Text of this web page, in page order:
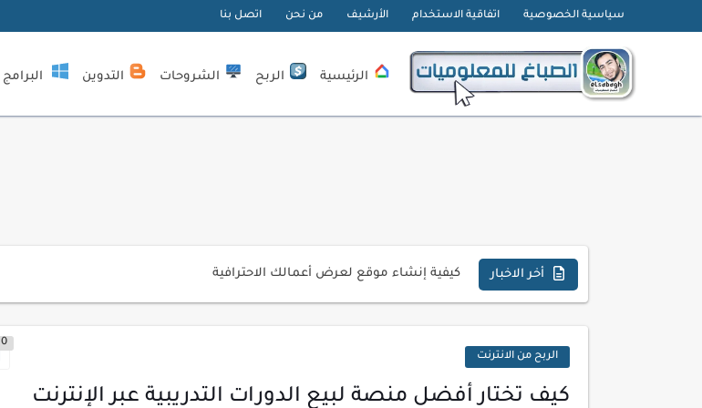
سياسية الخصوصية اتفاقية الاستخدام الأرشيف من نحن اتصل بنا
الرئيسية الربح الشروحات التدوين البرامج
أخر الاخبار
تحميل تطبيق دمج الصور | Velura Studio
أسرار اختيار لوحة مفاتيح تناسب عملك اليومي
كيف تستفيد من تقنيات التعلم الآلي لتحليل بيانات الزوار
الربح من الانترنت
0
كيف تختار أفضل منصة لبيع الدورات التدريبية عبر الإنترنت